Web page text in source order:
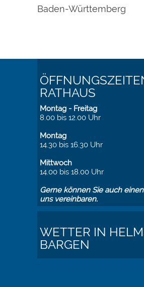
Baden-Württemberg
RATHAUS
Montag - Freitag
8.00 bis 12.00 Uhr
Montag
14.30 bis 16.30 Uhr
Mittwoch
14.00 bis 18.00 Uhr
Gerne können Sie auch
uns vereinbaren.
WETTER IN
BARGEN